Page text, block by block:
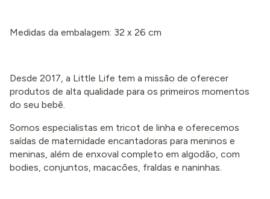
Medidas da embalagem: 32 x 26 cm
Desde 2017, a Little Life tem a missão de oferecer
produtos de alta qualidade para os primeiros momentos
do seu bebê.
Somos especialistas em tricot de linha e oferecemos
saídas de maternidade encantadoras para meninos e
meninas, além de enxoval completo em algodão, com
bodies, conjuntos, macacões, fraldas e naninhas.